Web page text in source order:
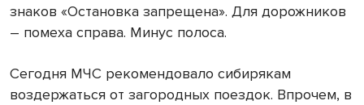
знаков «Остановка запрещена». Для дорожников
– помеха справа. Минус полоса.
Сегодня МЧС рекомендовало сибирякам
воздержаться от загородных поездок. Впрочем, в